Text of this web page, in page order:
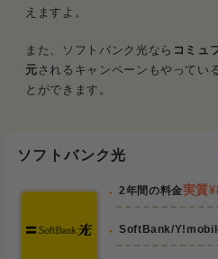
えますよ。
また、ソフトバンク光なら コミュ
元 されるキャンペーンもやってい
とができます。
ソフトバンク光
2年間の料金実質¥
SoftBank/